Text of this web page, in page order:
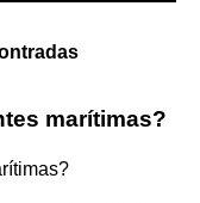
marítimas?